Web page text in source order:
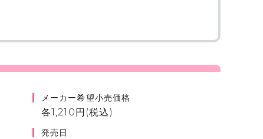
メーカー希望小売価格
各1,210円(税込)
発売日